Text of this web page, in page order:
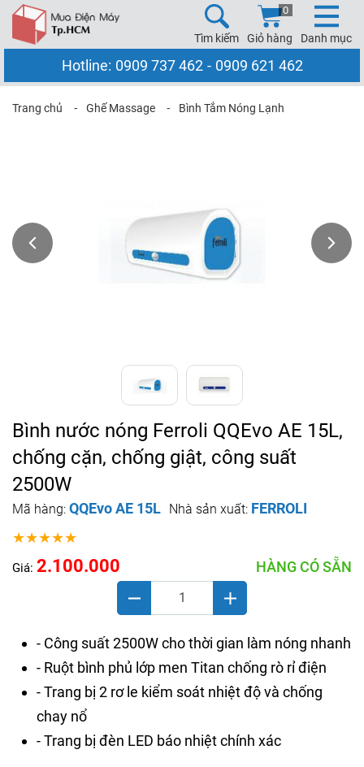
Tìm kiếm Giỏ hàng
0
Danh mục
Hotline: 0909 737 462 - 0909 621 462
Trang chủ ⁃ Ghế Massage ⁃ Bình Tắm Nóng Lạnh
Bình nước nóng Ferroli QQEvo AE 15L,
chống cặn, chống giật, công suất
2500W
Mã hàng: QQEvo AE 15L Nhà sản xuất: FERROLI
★★★★★
Giá: 2.100.000 HÀNG CÓ SẴN
- Công suất 2500W cho thời gian làm nóng nhanh
- Ruột bình phủ lớp men Titan chống rò rỉ điện
- Trang bị 2 rơ le kiểm soát nhiệt độ và chống
chay nổ
- Trang bị đèn LED báo nhiệt chính xác